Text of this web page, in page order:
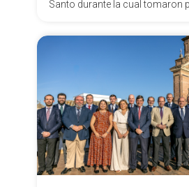
Santo durante la cual tomaron
Tovaruela Garrido, resultante